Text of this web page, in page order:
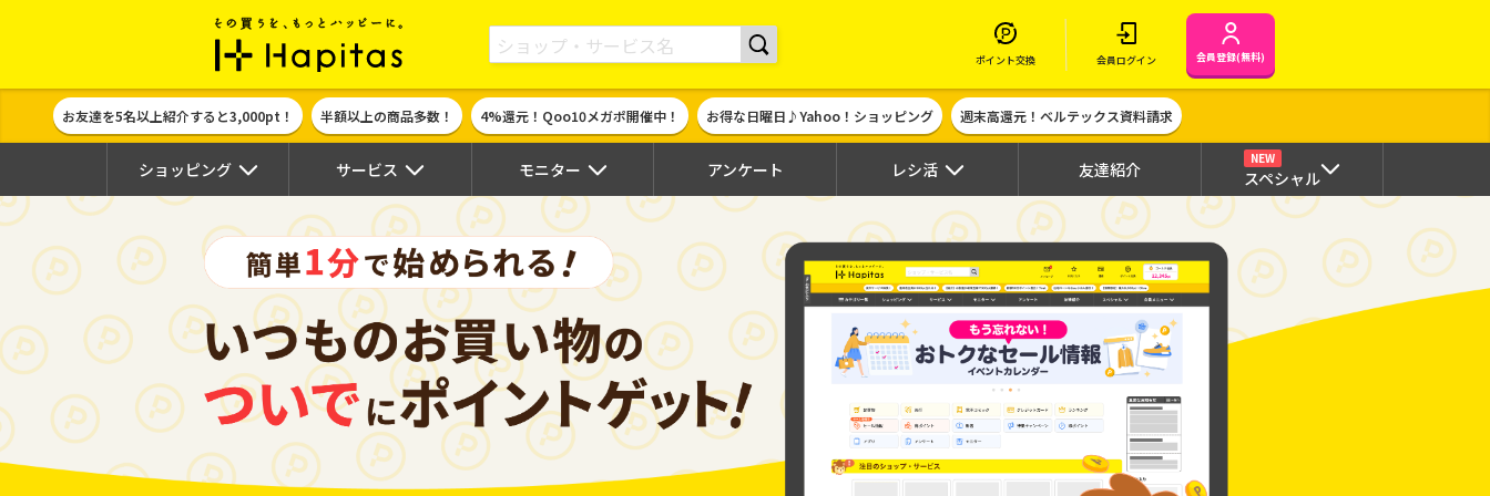
ポイント貯めて現金やギフト券に交換できるポイントサイト | ハピタス
ポイント交換 会員ログイン 会員登録(無料)
お友達を5名以上紹介すると3,000pt！ 半額以上の商品多数！ 4%還元！Qoo10メガポ開催中！ お得な日曜日♪Yahoo！ショッピング 週末高還元！ベルテックス資料請求
ショッピング サービス モニター アンケート レシ活 友達紹介
NEW
スペシャル